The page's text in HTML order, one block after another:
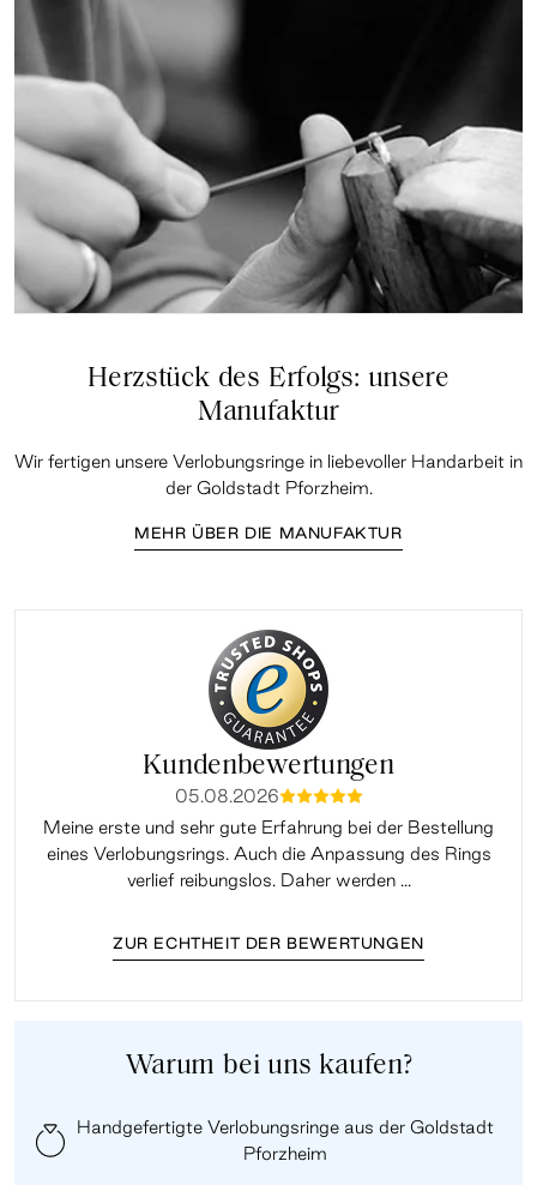
Herzstück des Erfolgs: unsere
Manufaktur
Wir fertigen unsere Verlobungsringe in liebevoller Handarbeit in
der Goldstadt Pforzheim.
MEHR ÜBER DIE MANUFAKTUR
Kundenbewertungen
05.08.2026mmmmm
Meine erste und sehr gute Erfahrung bei der Bestellung
eines Verlobungsrings. Auch die Anpassung des Rings
verlief reibungslos. Daher werden ...
ZUR ECHTHEIT DER BEWERTUNGEN
Warum bei uns kaufen?
Handgefertigte Verlobungsringe aus der Goldstadt
Pforzheim